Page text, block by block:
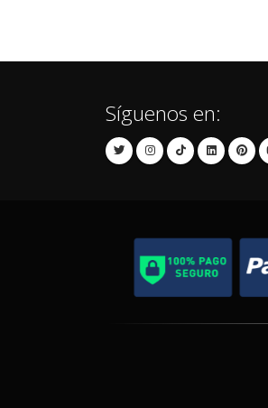
Síguenos en: